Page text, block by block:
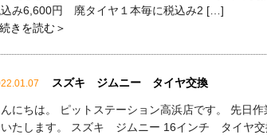
み6,600円 廃タイヤ１本毎に税込み2 […]
続きを読む＞
スズキ ジムニー タイヤ交換
んにちは。 ピットステーション高浜店です。 先日
たします。 スズキ ジムニー 16インチ タイヤ